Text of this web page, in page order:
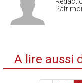
A lire aussi